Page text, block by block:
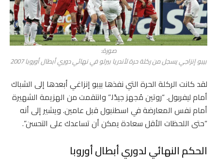
صورة:
بيبو إنزاجي يسجل من ركلة حرة لأندريا بيرلو في نهائي دوري أبطال أوروبا 2007
لقد كانت الركلة الحرة التي نفذها بيبو إنزاغي أبعدها إلى الشباك
أمام ليفربول. “روتين مُجهز جيدًا.” وانتقمت من الهزيمة الشهيرة
أمام نفس المعارضة في اسطنبول قبل عامين. ويشير إلى أنه
“حتى اللحظات الأقل سعادة يمكن أن تساعدك على التحسن”.
الحكم النهائي لدوري أبطال أوروبا